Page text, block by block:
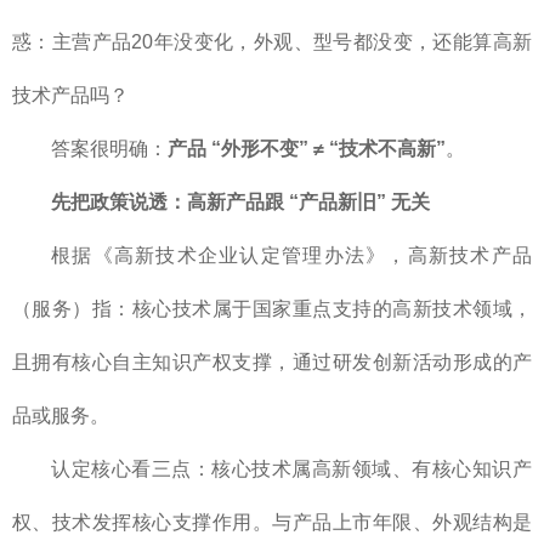
惑：主营产品20年没变化，外观、型号都没变，还能算高新
技术产品吗？
答案很明确： 产品 “外形不变” ≠ “技术不高新”。
先把政策说透：高新产品跟 “产品新旧” 无关
根据《高新技术企业认定管理办法》，高新技术产品
（服务）指：核心技术属于国家重点支持的高新技术领域，
且拥有核心自主知识产权支撑，通过研发创新活动形成的产
品或服务。
认定核心看三点：核心技术属高新领域、有核心知识产
权、技术发挥核心支撑作用。与产品上市年限、外观结构是